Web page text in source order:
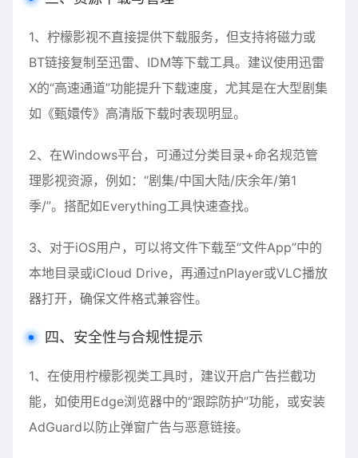
1、柠檬影视不直接提供下载服务，但支持将磁力或
BT链接复制至迅雷、IDM等下载工具。建议使用迅雷
X的“高速通道”功能提升下载速度，尤其是在大型剧集
如《甄嬛传》高清版下载时表现明显。
2、在Windows平台，可通过分类目录+命名规范管
理影视资源，例如：“剧集/中国大陆/庆余年/第1
季/”。搭配如Everything工具快速查找。
3、对于iOS用户，可以将文件下载至“文件App”中的
本地目录或iCloud Drive，再通过nPlayer或VLC播放
器打开，确保文件格式兼容性。
四、安全性与合规性提示
1、在使用柠檬影视类工具时，建议开启广告拦截功
能，如使用Edge浏览器中的“跟踪防护”功能，或安装
AdGuard以防止弹窗广告与恶意链接。